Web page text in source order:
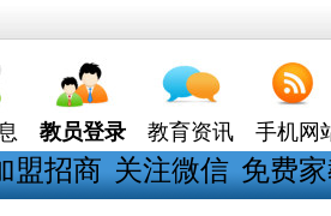
教员登录 教育资讯 手机网
盟招商 关注微信 免费